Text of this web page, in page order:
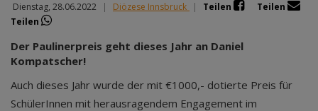
Dienstag, 28.06.2022 | Diözese Innsbruck | Teilen
Teilen
Teilen
Der Paulinerpreis geht dieses Jahr an Daniel
Kompatscher!
Auch dieses Jahr wurde der mit €1000,- dotierte Preis für
SchülerInnen mit herausragendem Engagement im